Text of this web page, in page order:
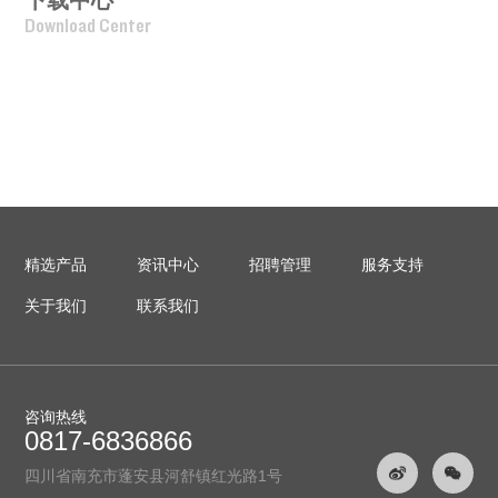
Download Center
精选产品 资讯中心 招聘管理 服务支持
关于我们 联系我们
咨询热线
0817-6836866
四川省南充市蓬安县河舒镇红光路1号